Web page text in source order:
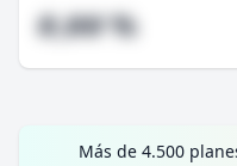
#,## %
Más de 4.500